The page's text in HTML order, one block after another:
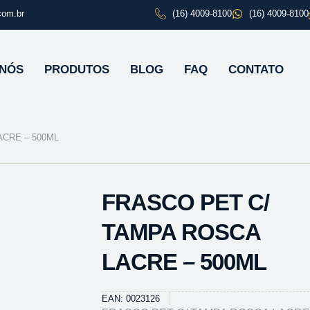
(16) 4009-8100 (16) 4009-8100
PRODUTOS BLOG FAQ CONTATO
– 500ML
FRASCO PET C/
TAMPA ROSCA
LACRE – 500ML
EAN: 0023126